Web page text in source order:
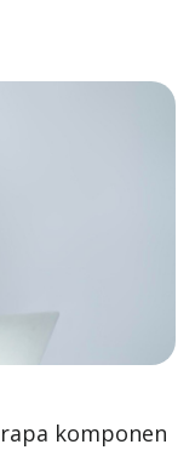
komponen